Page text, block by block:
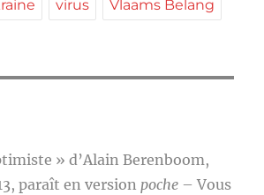
virus Vlaams Belang
» d’Alain Berenboom,
paraît en version poche – Vous